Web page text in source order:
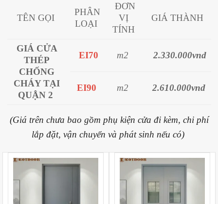
TÊN GỌI
PHÂN
LOẠI
ĐƠN
VỊ
TÍNH
GIÁ THÀNH
GIÁ CỬA
THÉP
CHỐNG
CHÁY TẠI
QUẬN 2
EI70 m2 2.330.000vnd
EI90 m2 2.610.000vnd
(Giá trên chưa bao gồm phụ kiện cửa đi kèm, chi phí
lắp đặt, vận chuyển và phát sinh nếu có)